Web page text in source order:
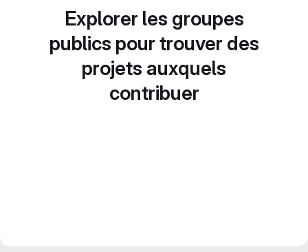
Explorer les groupes
publics pour trouver des
projets auxquels
contribuer